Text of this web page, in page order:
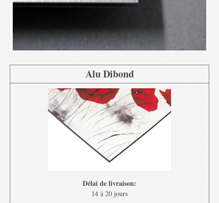
Alu Dibond
Délai de livraison:
14 à 20 jours